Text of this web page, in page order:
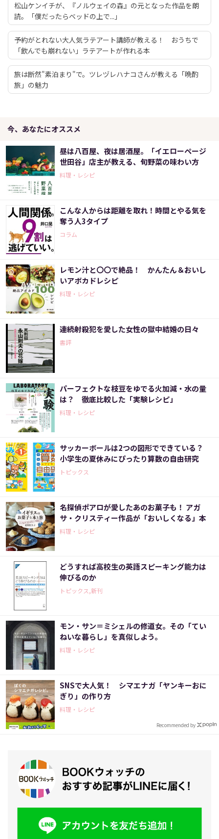
松山ケンイチが、『ノルウェイの森』の元となった作品を朗
読。「僕だったらベッドの上で...」
予約がとれない大人気ラテアート講師が教える！ おうちで
「飲んでも崩れない」ラテアートが作れる本
旅は断然"素泊まり"で。ツレヅレハナコさんが教える「晩酌
旅」の魅力
今、あなたにオススメ
昼は八百屋、夜は居酒屋。「イエローページ
世田谷」店主が教える、旬野菜の味わい方
料理・レシピ
こんな人からは距離を取れ！時間とやる気を
奪う人3タイプ
コラム
レモン汁と〇〇で絶品！ かんたん＆おいし
いアボカドレシピ
料理・レシピ
連続射殺犯を愛した女性の獄中結婚の日々
書評
パーフェクトな枝豆をゆでる火加減・水の量
は？ 徹底比較した「実験レシピ」
料理・レシピ
サッカーボールは2つの図形でできている？
小学生の夏休みにぴったり算数の自由研究
トピックス
名探偵ポアロが愛したあのお菓子も！ アガ
サ・クリスティー作品が「おいしくなる」本
料理・レシピ
どうすれば高校生の英語スピーキング能力は
伸びるのか
トピックス,新刊
モン・サン＝ミシェルの修道女。その「てい
ねいな暮らし」を真似しよう。
料理・レシピ
SNSで大人気！ シマエナガ「ヤンキーおに
ぎり」の作り方
料理・レシピ
Recommended by